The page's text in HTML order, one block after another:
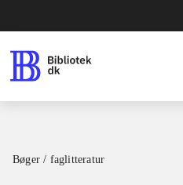
Bøger / faglitteratur